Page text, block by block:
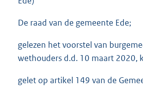
De raad van de gemeente Ede;
gelezen het voorstel van
wethouders d.d. 10 maart 2020,
gelet op artikel 149 van de